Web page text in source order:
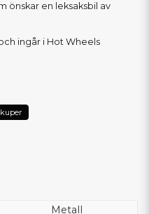
önskar en leksaksbil av
ingår i Hot Wheels
Metall